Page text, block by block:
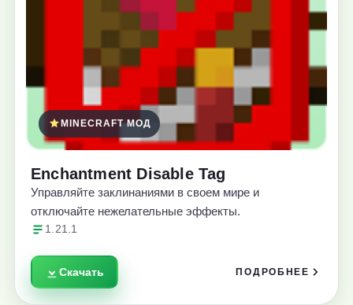
MINECRAFT МОД
Enchantment Disable Tag
Управляйте заклинаниями в своем мире и
отключайте нежелательные эффекты.
1.21.1
Скачать ПОДРОБНЕЕ